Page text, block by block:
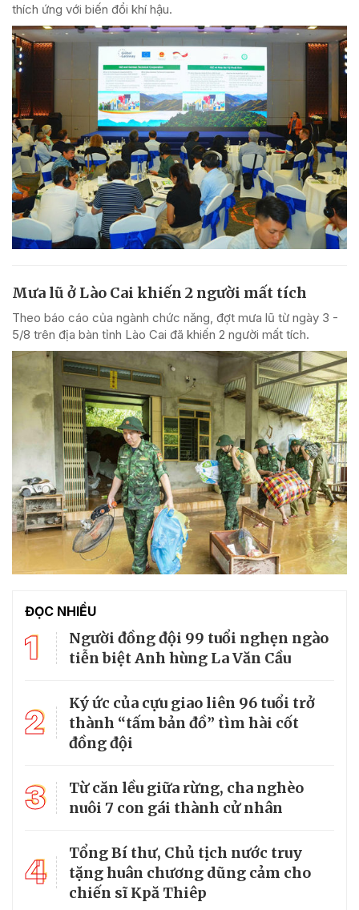
thích ứng với biến đổi khí hậu.
Mưa lũ ở Lào Cai khiến 2 người mất tích
Theo báo cáo của ngành chức năng, đợt mưa lũ từ ngày 3 -
5/8 trên địa bàn tỉnh Lào Cai đã khiến 2 người mất tích.
ĐỌC NHIỀU
1
Người đồng đội 99 tuổi nghẹn ngào
tiễn biệt Anh hùng La Văn Cầu
2
Ký ức của cựu giao liên 96 tuổi trở
thành “tấm bản đồ” tìm hài cốt
đồng đội
3
Từ căn lều giữa rừng, cha nghèo
nuôi 7 con gái thành cử nhân
4
Tổng Bí thư, Chủ tịch nước truy
tặng huân chương dũng cảm cho
chiến sĩ Kpă Thiêp